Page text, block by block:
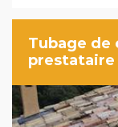
Tubage de